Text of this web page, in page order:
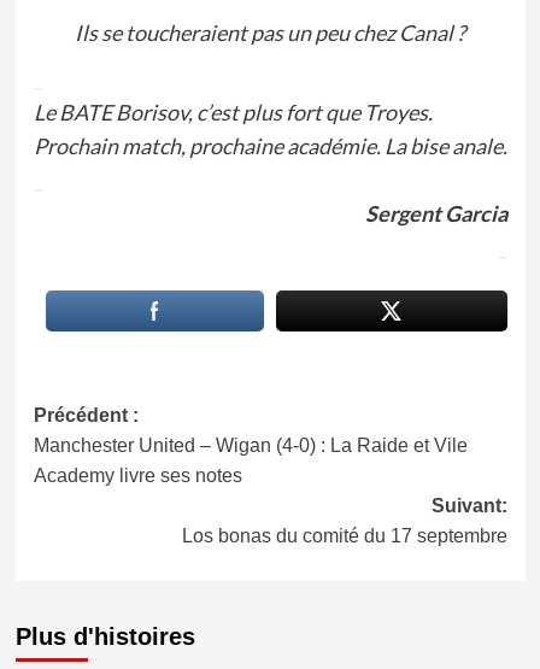
Ils se toucheraient pas un peu chez Canal ?
Le BATE Borisov, c’est plus fort que Troyes.
Prochain match, prochaine académie. La bise anale.
Sergent Garcia
Navigation
d’article
Précédent :
Manchester United – Wigan (4-0) : La Raide et Vile
Academy livre ses notes
Suivant:
Los bonas du comité du 17 septembre
Plus d'histoires